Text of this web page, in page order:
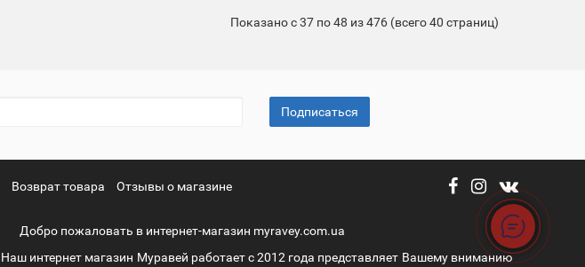
Показано с 37 по 48 из 476 (всего 40 страниц)
Подписаться
Возврат товара Отзывы о магазине
Добро пожаловать в интернет-магазин myravey.com.ua
Наш интернет магазин Муравей работает с 2012 года представляет Вашему вниманию